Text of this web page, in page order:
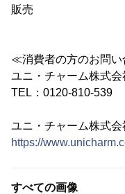
販売
≪消費者の方のお問
ユニ・チャーム株式
TEL：0120-810-539
ユニ・チャーム株式
https://
すべての画像